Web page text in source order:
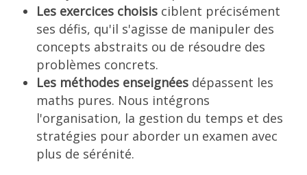
Les exercices choisis ciblent précisément
ses défis, qu'il s'agisse de manipuler des
concepts abstraits ou de résoudre des
problèmes concrets.
Les méthodes enseignées dépassent les
maths pures. Nous intégrons
l'organisation, la gestion du temps et des
stratégies pour aborder un examen avec
plus de sérénité.